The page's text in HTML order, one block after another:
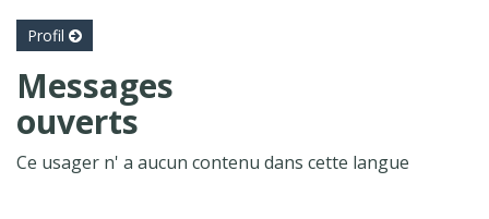
Profil
Messages
ouverts
Ce usager n' a aucun contenu dans cette langue